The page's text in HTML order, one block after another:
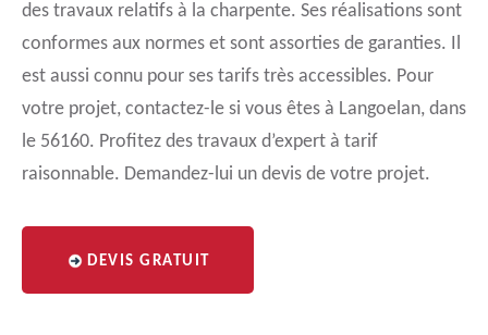
des travaux relatifs à la charpente. Ses réalisations sont
conformes aux normes et sont assorties de garanties. Il
est aussi connu pour ses tarifs très accessibles. Pour
votre projet, contactez-le si vous êtes à Langoelan, dans
le 56160. Profitez des travaux d’expert à tarif
raisonnable. Demandez-lui un devis de votre projet.
DEVIS GRATUIT